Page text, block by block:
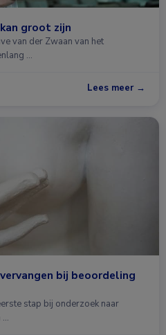
groot zijn
van der Zwaan van het
…
Lees meer →
bij beoordeling
stap bij onderzoek naar
…